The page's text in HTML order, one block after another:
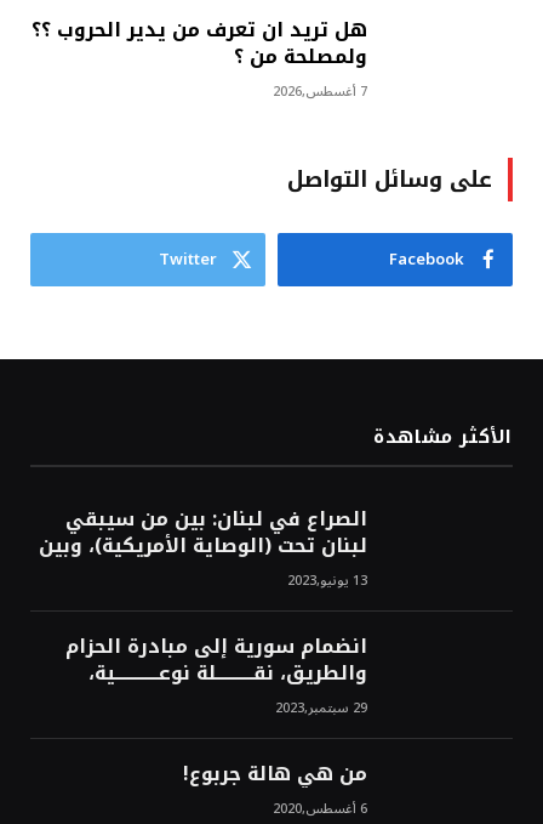
هل تريد ان تعرف من يدير الحروب ؟؟
ولمصلحة من ؟
7 أغسطس,2026
على وسائل التواصل
Facebook
Twitter
الأكثر مشاهدة
الصراع في لبنان: بين من سيبقي
لبنان تحت (الوصاية الأمريكية)، وبين
من سيخرج لبنان من النفق الغربي!
محمد محسن13 يونيو,2023
انضمام سورية إلى مبادرة الحزام
والطريق، نقــــــــــلة نوعــــــــــــية،
استراتيجية، تاريخية، نهائية، نحو
الشرق!محمد محسن29 سبتمبر,2023
من هي هالة جربوع!
6 أغسطس,2020